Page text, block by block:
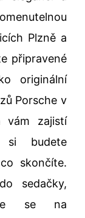
Plzně a
připravené
originální
Porsche v
vám zajistí
si budete
skončíte.
sedačky,
se na